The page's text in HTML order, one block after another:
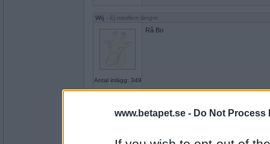
www.betapet.se - Do Not Process
Wij - Ej medlem längre
Antal inlägg: 349
Rå Bo
Bo Stad